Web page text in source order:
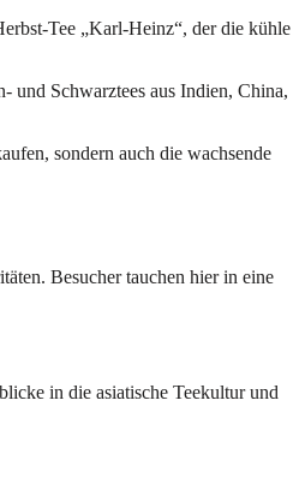
Tee „Karl-Heinz“, der die kühle
und Schwarztees aus Indien, China,
sondern auch die wachsende
Besucher tauchen hier in eine
in die asiatische Teekultur und